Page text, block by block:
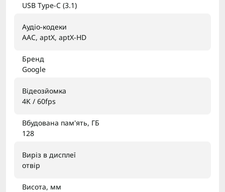
USB Type-C (3.1)
Аудіо-кодеки
AAC, aptX, aptX-HD
Бренд
Google
Відеозйомка
4K / 60fps
Вбудована пам'ять, ГБ
128
Виріз в дисплеї
отвір
Висота, мм